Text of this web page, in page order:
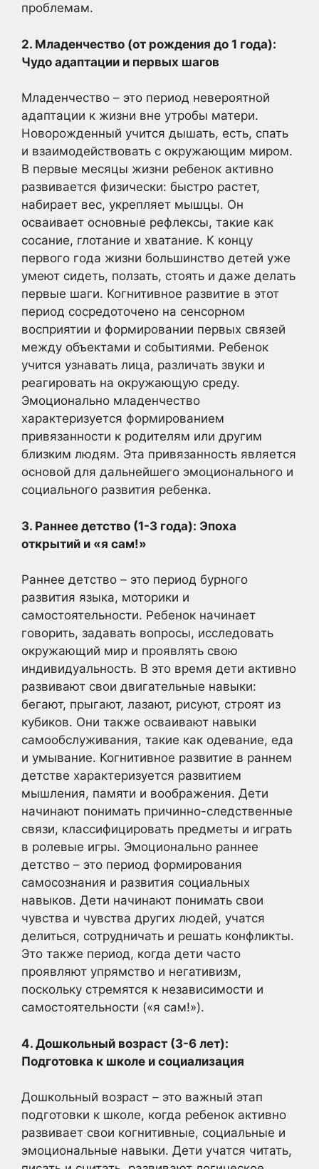
проблемам.
2. Младенчество (от рождения до 1 года):
Чудо адаптации и первых шагов
Младенчество – это период невероятной
адаптации к жизни вне утробы матери.
Новорожденный учится дышать, есть, спать
и взаимодействовать с окружающим миром.
В первые месяцы жизни ребенок активно
развивается физически: быстро растет,
набирает вес, укрепляет мышцы. Он
осваивает основные рефлексы, такие как
сосание, глотание и хватание. К концу
первого года жизни большинство детей уже
умеют сидеть, ползать, стоять и даже делать
первые шаги. Когнитивное развитие в этот
период сосредоточено на сенсорном
восприятии и формировании первых связей
между объектами и событиями. Ребенок
учится узнавать лица, различать звуки и
реагировать на окружающую среду.
Эмоционально младенчество
характеризуется формированием
привязанности к родителям или другим
близким людям. Эта привязанность является
основой для дальнейшего эмоционального и
социального развития ребенка.
3. Раннее детство (1-3 года): Эпоха
открытий и «я сам!»
Раннее детство – это период бурного
развития языка, моторики и
самостоятельности. Ребенок начинает
говорить, задавать вопросы, исследовать
окружающий мир и проявлять свою
индивидуальность. В это время дети активно
развивают свои двигательные навыки:
бегают, прыгают, лазают, рисуют, строят из
кубиков. Они также осваивают навыки
самообслуживания, такие как одевание, еда
и умывание. Когнитивное развитие в раннем
детстве характеризуется развитием
мышления, памяти и воображения. Дети
начинают понимать причинно-следственные
связи, классифицировать предметы и играть
в ролевые игры. Эмоционально раннее
детство – это период формирования
самосознания и развития социальных
навыков. Дети начинают понимать свои
чувства и чувства других людей, учатся
делиться, сотрудничать и решать конфликты.
Это также период, когда дети часто
проявляют упрямство и негативизм,
поскольку стремятся к независимости и
самостоятельности («я сам!»).
4. Дошкольный возраст (3-6 лет):
Подготовка к школе и социализация
Дошкольный возраст – это важный этап
подготовки к школе, когда ребенок активно
развивает свои когнитивные, социальные и
эмоциональные навыки. Дети учатся читать,